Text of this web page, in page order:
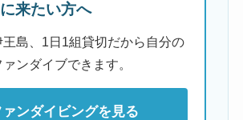
来たい方へ
王島、1日1組貸切だから自分の
ンダイブできます。
ァンダイビングを見る